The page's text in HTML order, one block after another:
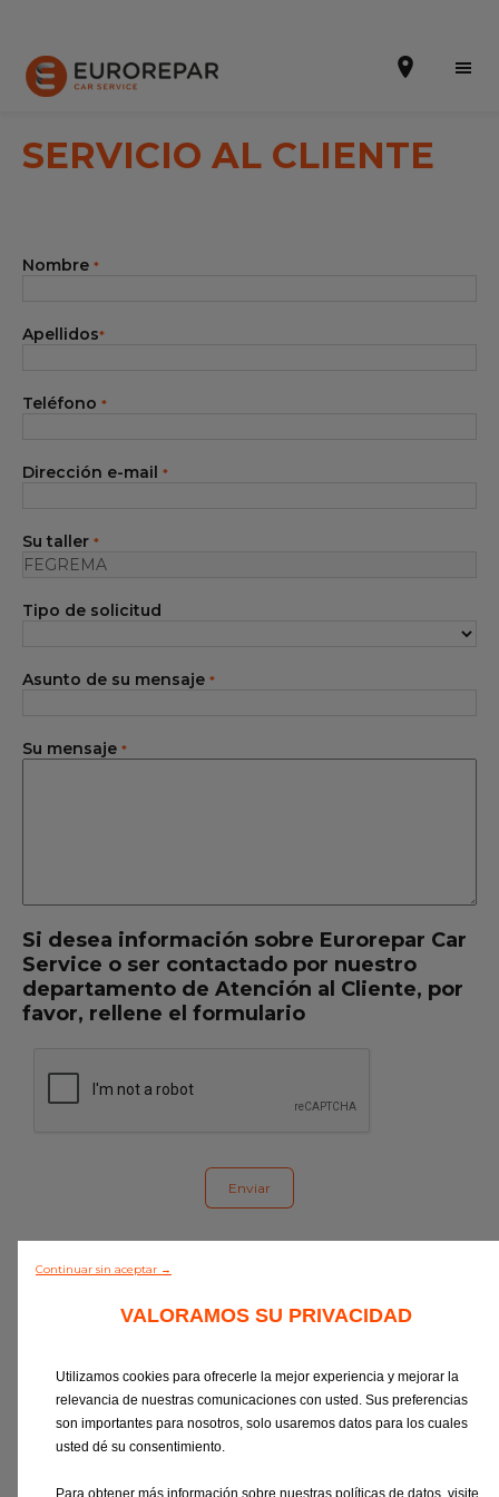
Presupuesto Online
Incorporarse a la RED
Noticias
Gama EUROREPAR
Todos los talleres
Incorporarse a la red
SERVICIO AL CLIENTE
Si desea información sobre Eurorepar Car
Service o ser contactado por nuestro
departamento de Atención al Cliente, por
favor, rellene el formulario
Nombre *
Apellidos*
Teléfono *
Dirección e-mail *
Su taller *
Tipo de solicitud
Asunto de su mensaje *
Su mensaje *
canales, acepto el tratamiento
tal como se describe en la declaración de
Tengo derecho a revocar mi
consentimiento en cualquier momento
(contacto:privacy-rights@eurorepar.com).
La revocación del consentimiento no
Continuar sin aceptar →
VALORAMOS SU PRIVACIDAD
Utilizamos cookies para ofrecerle la mejor experiencia y mejorar la
relevancia de nuestras comunicaciones con usted. Sus preferencias
son importantes para nosotros, solo usaremos datos para los cuales
usted dé su consentimiento.
Para obtener más información sobre nuestras políticas de datos, visite